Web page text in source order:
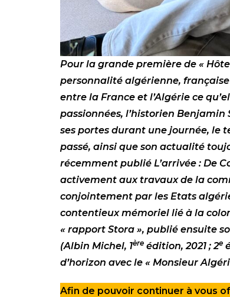
Pour la grande première de «
personnalité algérienne,
entre la France et l’Algérie ce
passionnées, l’historien Benjamin
ses portes durant une journée, le
passé, ainsi que son actualité
récemment publié L’arrivée : De
activement aux travaux de la
conjointement par les Etats
contentieux mémoriel lié à la
« rapport Stora », publié ensuite
(Albin Michel, 1ère édition, 2021 ; 2e
d’horizon avec le « Monsieur
Afin de pouvoir continuer à vous